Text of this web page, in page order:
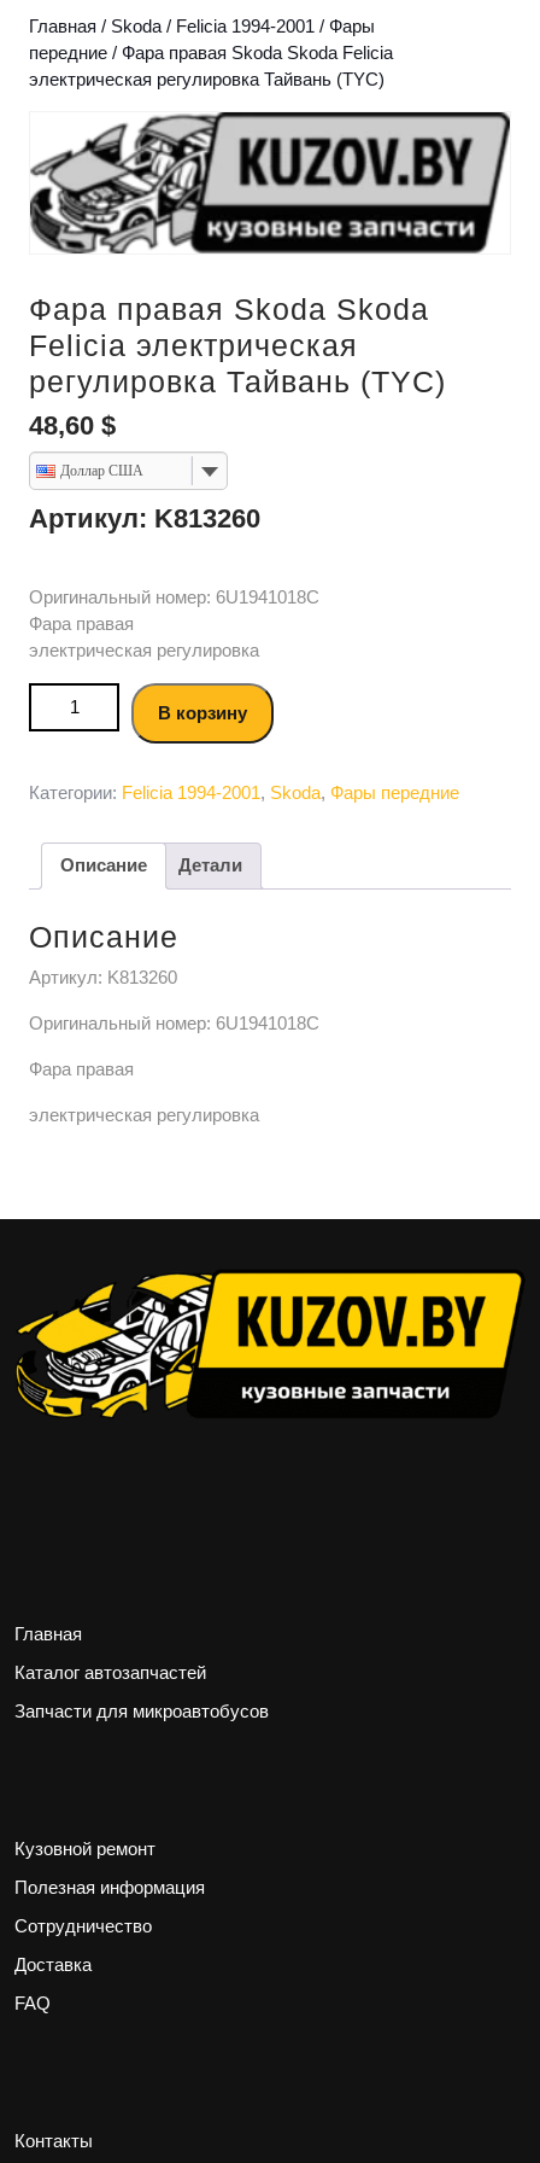
Главная / Skoda / Felicia 1994-2001 / Фары
передние / Фара правая Skoda Skoda Felicia
электрическая регулировка Тайвань (TYC)
Фара правая Skoda Skoda
Felicia электрическая
регулировка Тайвань (TYC)
48,60 $
Доллар США
Артикул: K813260
Оригинальный номер: 6U1941018C
Фара правая
электрическая регулировка
Количество товара Фара правая Skoda Skoda Felicia
электрическая регулировка Тайвань (TYC)
В корзину
Категории: Felicia 1994-2001, Skoda, Фары передние
Описание Детали
Описание
Артикул: K813260
Оригинальный номер: 6U1941018C
Фара правая
электрическая регулировка
Главная
Каталог автозапчастей
Запчасти для микроавтобусов
Кузовной ремонт
Полезная информация
Сотрудничество
Доставка
FAQ
Контакты